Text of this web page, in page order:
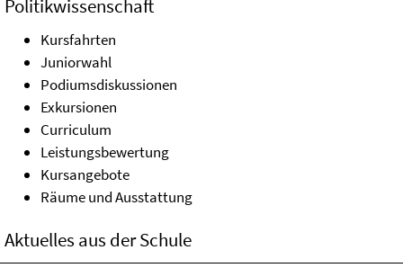
Politikwissenschaft
Kursfahrten
Juniorwahl
Podiumsdiskussionen
Exkursionen
Curriculum
Leistungsbewertung
Kursangebote
Räume und Ausstattung
Aktuelles aus der Schule